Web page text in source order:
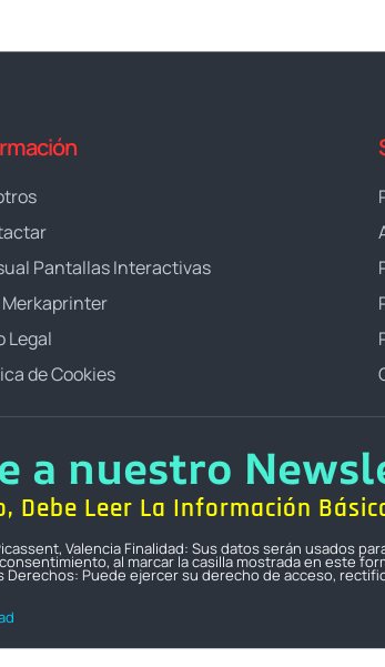
Pantallas Interactivas
Merkaprinter
Legal
de Cookies
a nuestro
Debe Leer La Información
Valencia Finalidad: Sus datos serán usados
al marcar la casilla mostrada en este
Puede ejercer su derecho de acceso,